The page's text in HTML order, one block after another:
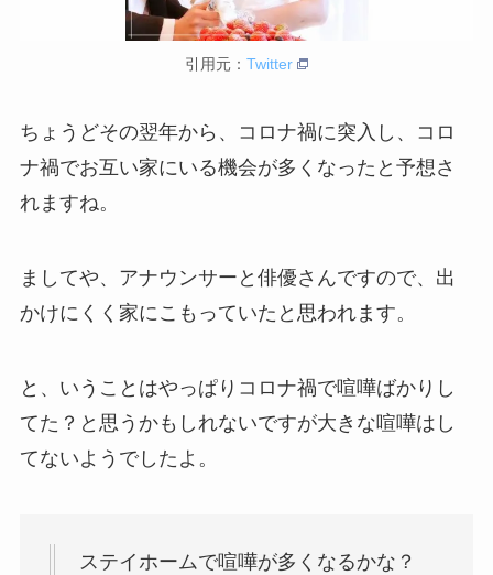
引用元： Twitter
ちょうどその翌年から、コロナ禍に突入し、コロ
ナ禍でお互い家にいる機会が多くなったと予想さ
れますね。
ましてや、アナウンサーと俳優さんですので、出
かけにくく家にこもっていたと思われます。
と、いうことはやっぱりコロナ禍で喧嘩ばかりし
てた？と思うかもしれないですが大きな喧嘩はし
てないようでしたよ。
ステイホームで喧嘩が多くなるかな？